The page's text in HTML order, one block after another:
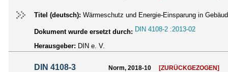
Titel (deutsch): Wärmeschutz und Energie-Einsparung in
Dokument wurde ersetzt durch: DIN 4108-2 :2013-02
Herausgeber: DIN e. V.
DIN 4108-3 Norm, 2018-10 [ZURÜCKGEZOGEN]